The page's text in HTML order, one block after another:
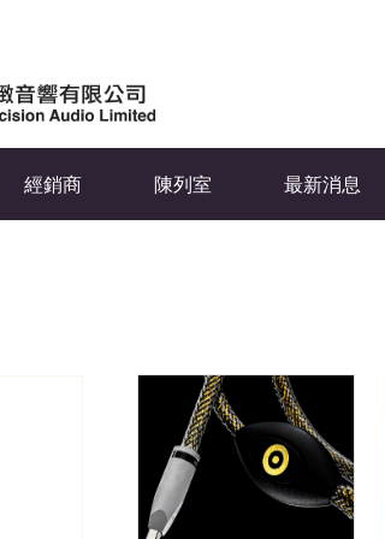
經銷商 陳列室 最新消息